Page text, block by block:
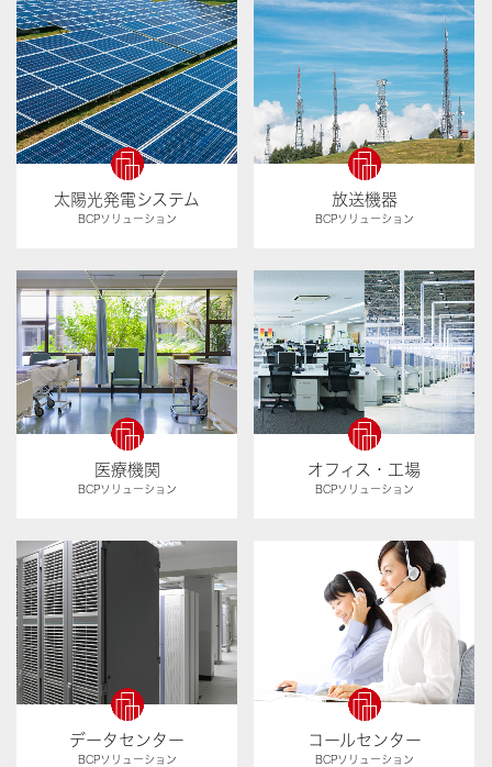
太陽光発電システム
BCPソリューション
放送機器
BCPソリューション
医療機関
BCPソリューション
オフィス・工場
BCPソリューション
データセンター
BCPソリューション
コールセンター
BCPソリューション